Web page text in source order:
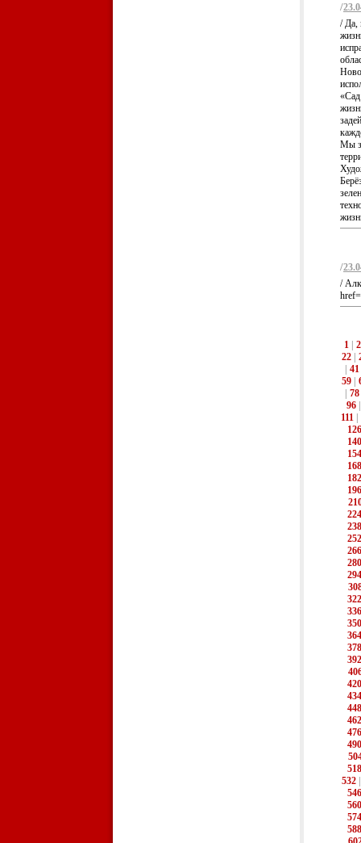
/
/ Да,
Мы
/
/
1
2
22|
41
59|
78
96
111|
126
140
154
168
182
196
224
238
252
266
280
294
322
336
350
364
378
392
420
434
448
462
476
490
518
532
546
560
574
588